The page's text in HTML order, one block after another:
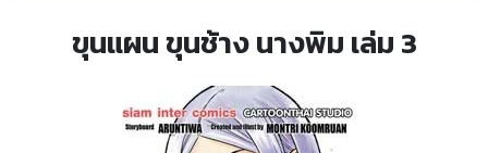
ขุนแผน ขุนช้าง นางพิม เล่ม 3